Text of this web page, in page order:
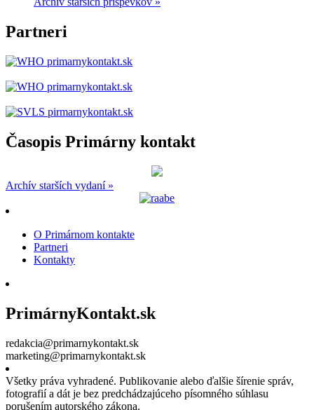
Partneri
Časopis Primárny kontakt
Archív starších vydaní »
O Primárnom kontakte
Partneri
Kontakty
PrimárnyKontakt.sk
redakcia@primarnykontakt.sk
marketing@primarnykontakt.sk
Všetky práva vyhradené. Publikovanie alebo ďalšie šírenie správ,
fotografií a dát je bez predchádzajúceho písomného súhlasu
porušením autorského zákona.